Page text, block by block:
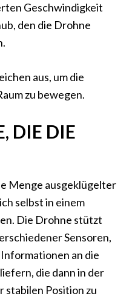
Geschwindigkeit
den die Drohne
aus, um die
zu bewegen.
DIE DIE
Menge ausgeklügelter
selbst in einem
Die Drohne stützt
Sensoren,
an die
die dann in der
stabilen Position zu